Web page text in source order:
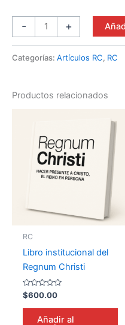
- +
Categorías: Artículos RC, RC
Productos relacionados
RC
Libro institucional del
Regnum Christi
Valorado
en
0
$600.00
Añadir al